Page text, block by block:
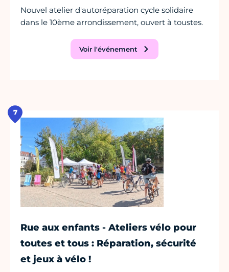
Nouvel atelier d'autoréparation cycle solidaire
dans le 10ème arrondissement, ouvert à toustes.
Voir l'événement
7
Rue aux enfants - Ateliers vélo pour
toutes et tous : Réparation, sécurité
et jeux à vélo !